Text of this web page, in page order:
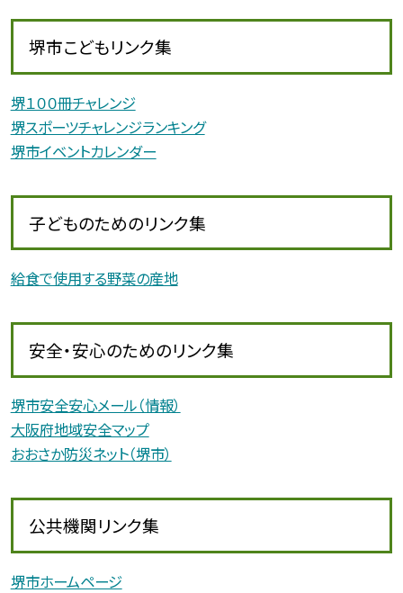
堺市こどもリンク集
堺１００冊チャレンジ
堺スポーツチャレンジランキング
堺市イベントカレンダー
子どものためのリンク集
給食で使用する野菜の産地
安全・安心のためのリンク集
堺市安全安心メール（情報）
大阪府地域安全マップ
おおさか防災ネット（堺市）
公共機関リンク集
堺市ホームページ